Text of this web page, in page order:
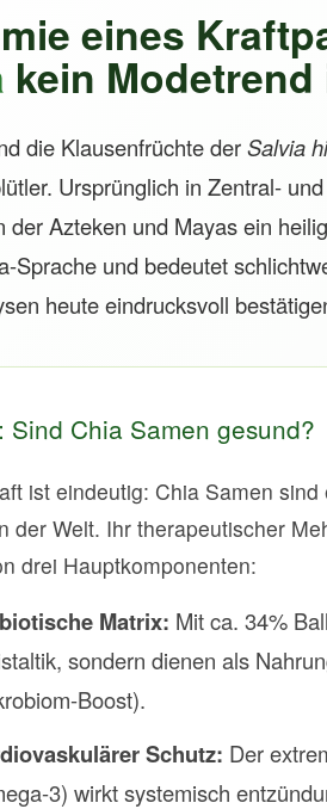
eines
kein Modetrend
die Klausenfrüchte derSalvia
Ursprünglich in Zentral-
Azteken und Mayas ein
Sprache und bedeutet
heute eindrucksvoll
Sind Chia Samen gesund?
ist eindeutig: Chia Samen sind
der Welt. Ihr therapeutischer
drei Hauptkomponenten:
Matrix: Mit ca. 34%
sondern dienen als
Boost).
Schutz: Der
3) wirkt systemisch